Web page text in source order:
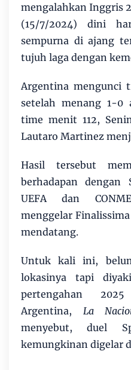
mengalahkan Inggris
(15/7/2024) dini
sempurna di ajang
tujuh laga dengan
Argentina mengunci
setelah menang 1-0
time menit 112,
Lautaro Martinez
Hasil tersebut
berhadapan dengan
UEFA dan
menggelar
mendatang.
Untuk kali ini,
lokasinya tapi
pertengahan
Argentina, La
menyebut, duel
kemungkinan digelar